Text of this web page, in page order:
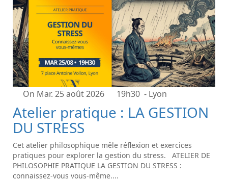
On Mar. 25 août 2026 19h30 - Lyon
Atelier pratique : LA GESTION
DU STRESS
Cet atelier philosophique mêle réflexion et exercices
pratiques pour explorer la gestion du stress. ATELIER DE
PHILOSOPHIE PRATIQUE LA GESTION DU STRESS :
connaissez-vous vous-même....